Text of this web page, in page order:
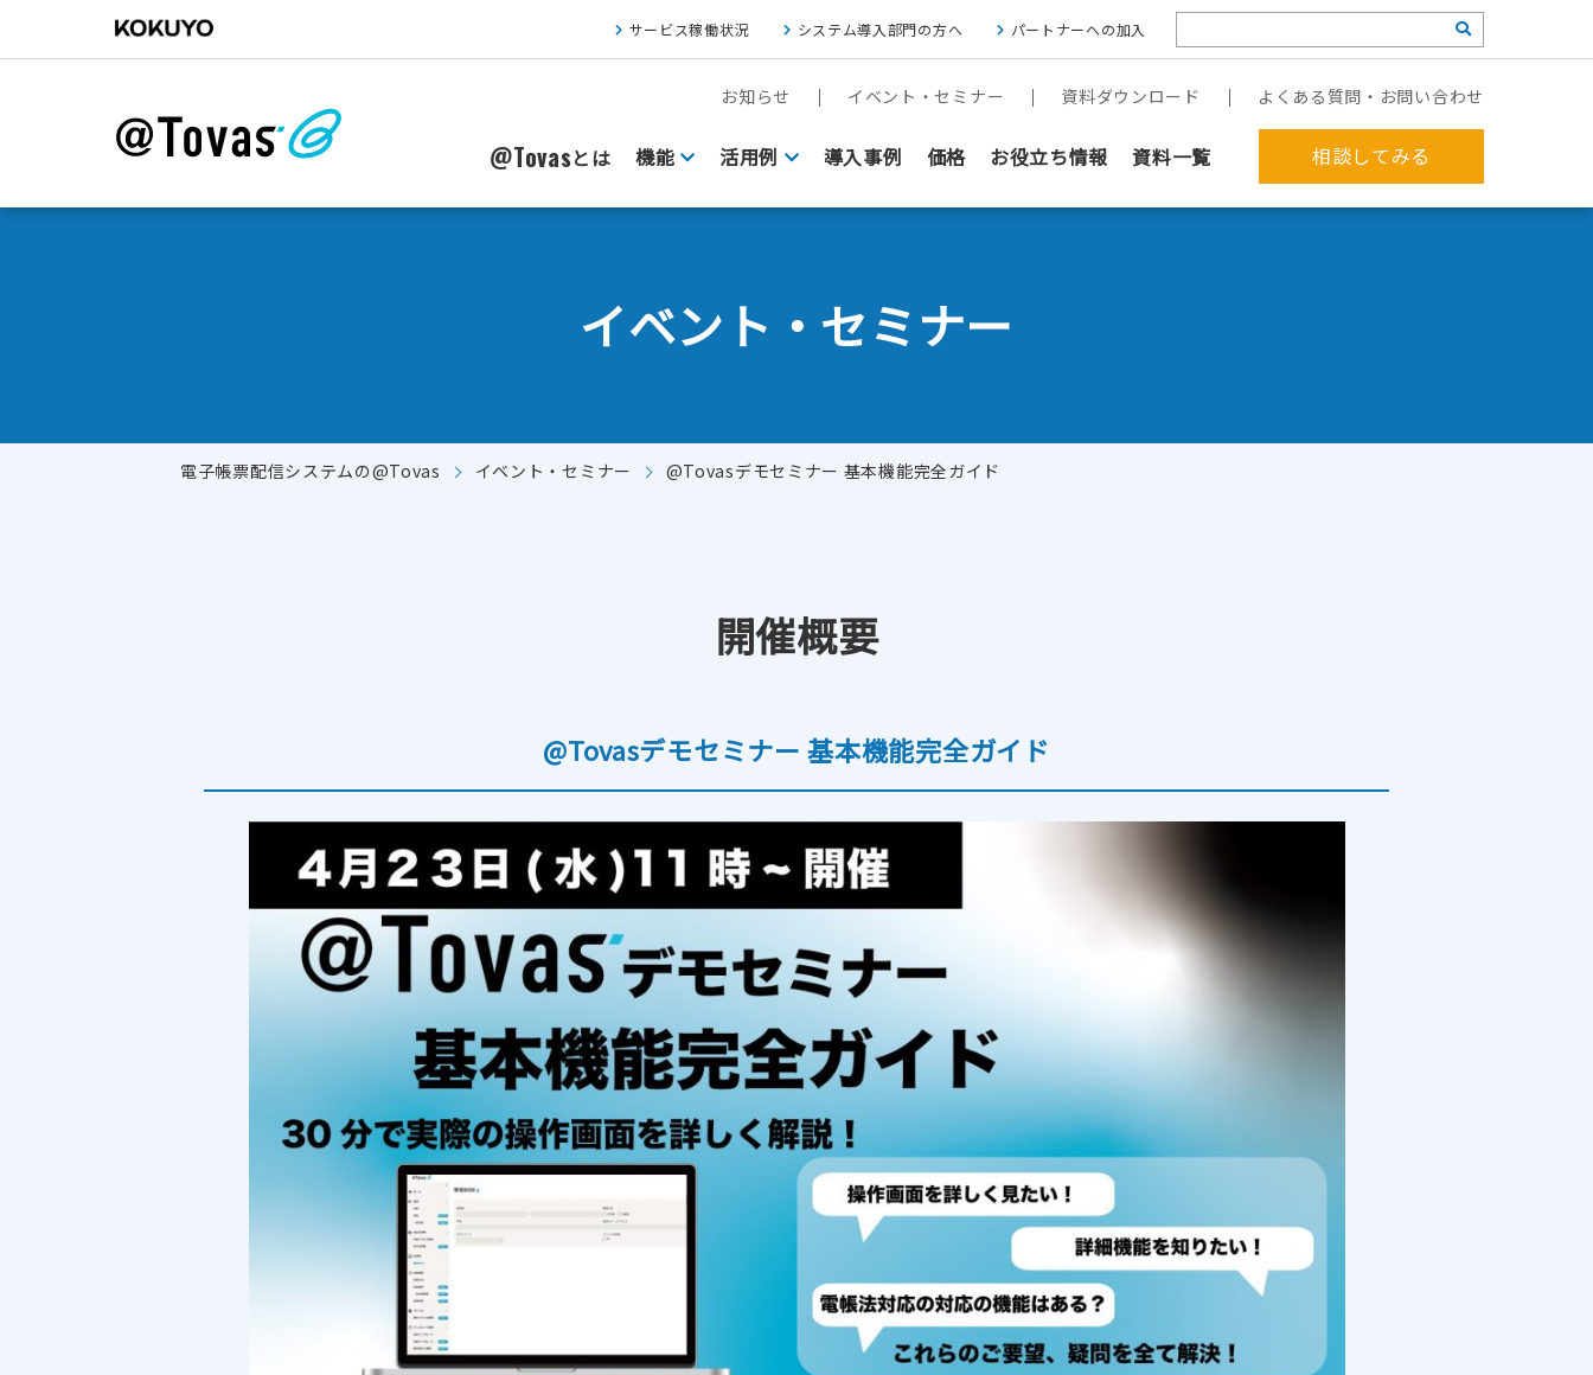
サービス稼働状況 システム導入部門の方へ パートナーへの加入
お知らせ イベント・セミナー 資料ダウンロード よくある質問・お問い合わせ
@Tovasとは 機能 活用例 導入事例 価格 お役立ち情報 資料一覧 相談してみる
イベント・セミナー
電子帳票配信システムの@Tovas イベント・セミナー @Tovasデモセミナー 基本機能完全ガイド
開催概要
@Tovasデモセミナー 基本機能完全ガイド